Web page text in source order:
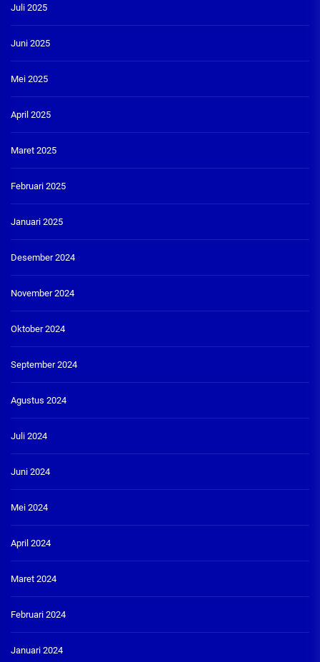
Juli 2025
Juni 2025
Mei 2025
April 2025
Maret 2025
Februari 2025
Januari 2025
Desember 2024
November 2024
Oktober 2024
September 2024
Agustus 2024
Juli 2024
Juni 2024
Mei 2024
April 2024
Maret 2024
Februari 2024
Januari 2024